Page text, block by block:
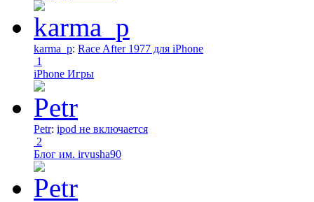
karma_p: Race After 1977 для iPhone
1
iPhone Игры
Petr: ipod не включается
2
Блог им. irvusha90